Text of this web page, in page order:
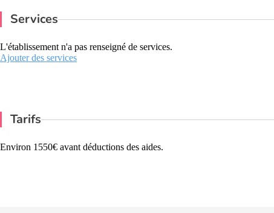
Services
L'établissement n'a pas renseigné de services.
Ajouter des services
Tarifs
Environ 1550€ avant déductions des aides.